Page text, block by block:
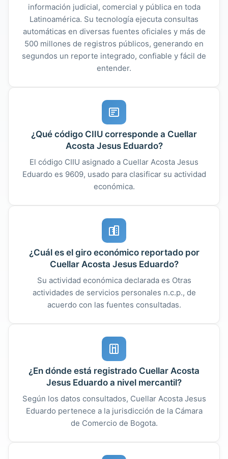
información judicial, comercial y pública en toda
Latinoamérica. Su tecnología ejecuta consultas
automáticas en diversas fuentes oficiales y más de
500 millones de registros públicos, generando en
segundos un reporte integrado, confiable y fácil de
entender.
¿Qué código CIIU corresponde a Cuellar
Acosta Jesus Eduardo?
El código CIIU asignado a Cuellar Acosta Jesus
Eduardo es 9609, usado para clasificar su actividad
económica.
¿Cuál es el giro económico reportado por
Cuellar Acosta Jesus Eduardo?
Su actividad económica declarada es Otras
actividades de servicios personales n.c.p., de
acuerdo con las fuentes consultadas.
¿En dónde está registrado Cuellar Acosta
Jesus Eduardo a nivel mercantil?
Según los datos consultados, Cuellar Acosta Jesus
Eduardo pertenece a la jurisdicción de la Cámara
de Comercio de Bogota.